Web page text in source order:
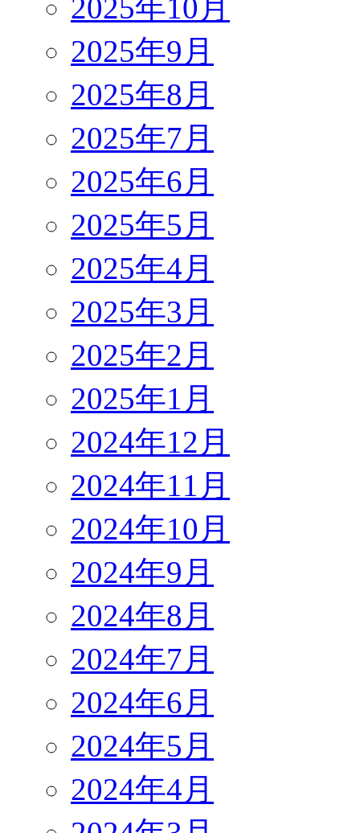
2025年10月
2025年9月
2025年8月
2025年7月
2025年6月
2025年5月
2025年4月
2025年3月
2025年2月
2025年1月
2024年12月
2024年11月
2024年10月
2024年9月
2024年8月
2024年7月
2024年6月
2024年5月
2024年4月